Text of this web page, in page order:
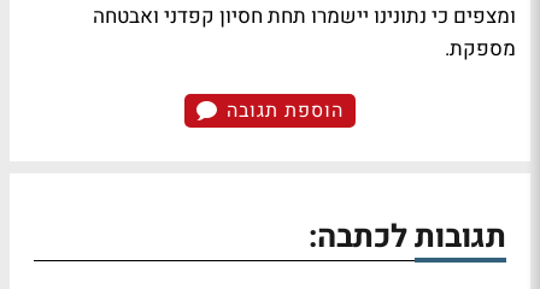
ומצפים כי נתונינו יישמרו תחת חסיון קפדני ואבטחה
מספקת.
הוספת תגובה
תגובות לכתבה: